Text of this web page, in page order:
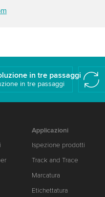
in tre passaggi
in tre passaggi
Applicazioni
Ispezione prodotti
Track and Trace
Marcatura
Etichettatura